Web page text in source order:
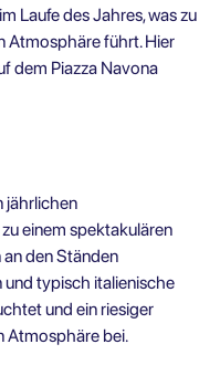
Laufe des Jahres, was zu
Atmosphäre führt. Hier
dem Piazza Navona
jährlichen
einem spektakulären
den Ständen
typisch italienische
und ein riesiger
Atmosphäre bei.